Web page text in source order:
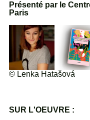
Présenté par le
Paris
© Lenka Hatašová
SUR L'OEUVRE :